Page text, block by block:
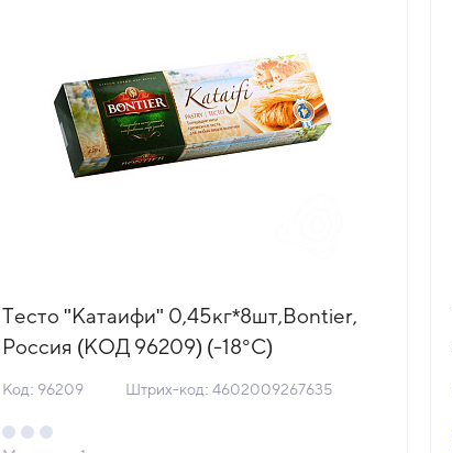
Тесто "Катаифи" 0,45кг*8шт,Bontier,
Россия (КОД 96209) (-18°С)
Код: 96209 Штрих-код: 4602009267635